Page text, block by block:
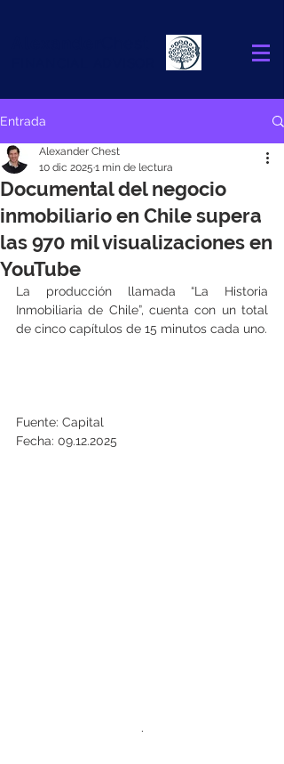
Entrada
Documental del negocio
inmobiliario en Chile supera
las 970 mil visualizaciones en
YouTube
Alexander Chest
10 dic 2025 1 min de lectura
La producción llamada “La Historia
Inmobiliaria de Chile”, cuenta con un total
de cinco capítulos de 15 minutos cada uno.
Fuente: Capital
Fecha: 09.12.2025
.